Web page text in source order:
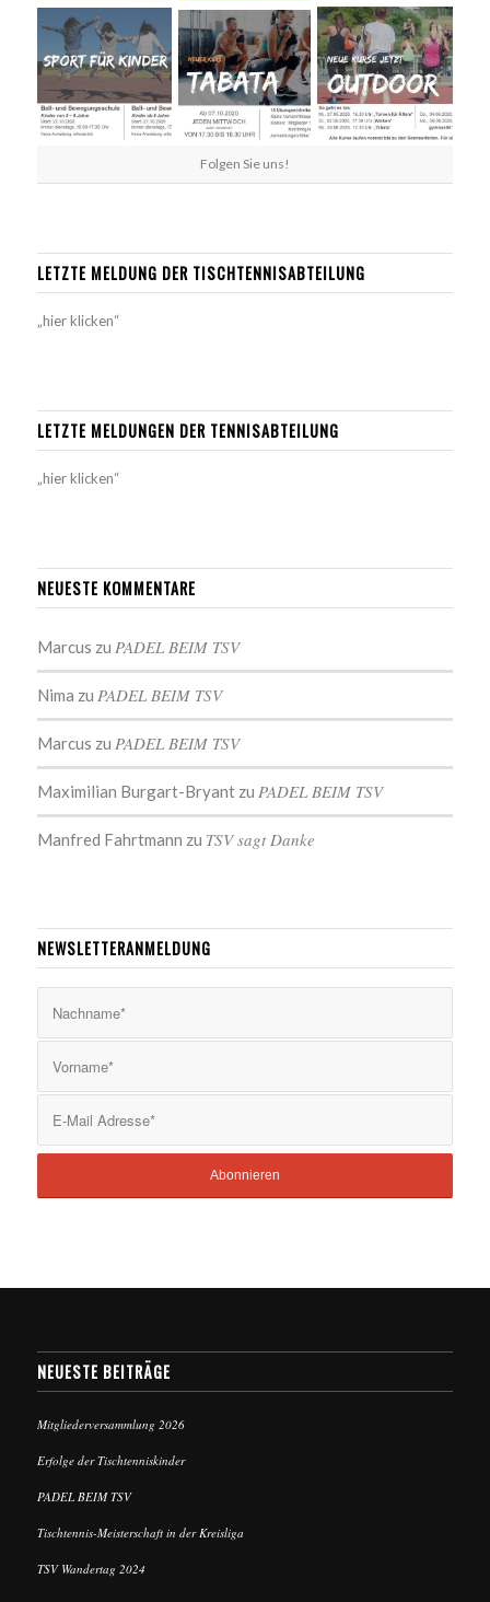
Folgen Sie uns!
LETZTE MELDUNG DER TISCHTENNISABTEILUNG
„hier klicken“
LETZTE MELDUNGEN DER TENNISABTEILUNG
„hier klicken“
NEUESTE KOMMENTARE
Marcus zu PADEL BEIM TSV
Nima zu PADEL BEIM TSV
Marcus zu PADEL BEIM TSV
Maximilian Burgart-Bryantzu PADEL BEIM TSV
Manfred Fahrtmann zu TSV sagt Danke
NEWSLETTERANMELDUNG
NEUESTE BEITRÄGE
Mitgliederversammlung 2026
Erfolge der Tischtenniskinder
PADEL BEIM TSV
Tischtennis-Meisterschaft in der Kreisliga
TSV Wandertag 2024